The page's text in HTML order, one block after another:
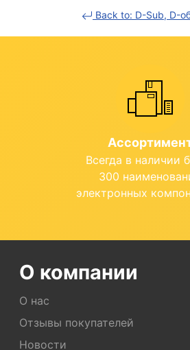
Back to: D-Sub, D-
Всегда в наличии
300
электронных
О компании
О нас
Отзывы покупателей
Новости